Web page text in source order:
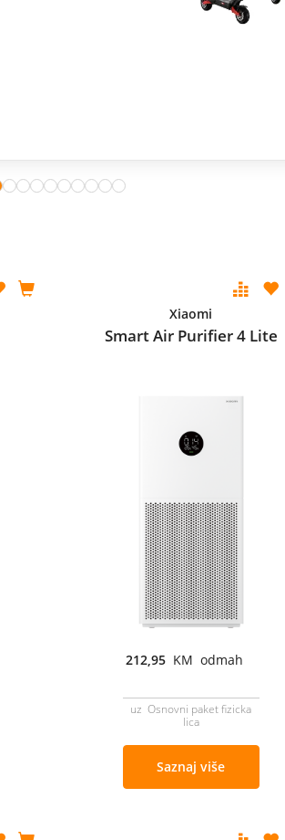
Xiaomi
Smart Air Purifier 4 Lite
212,95 KM odmah
uz Osnovni paket fizicka
lica
Saznaj više